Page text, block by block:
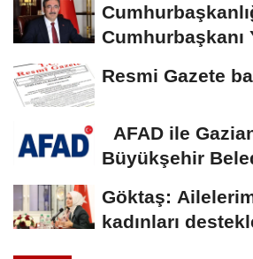
Cumhurbaşkanı
Resmi Gazete
AFAD ile
Büyükşehir
Göktaş:
kadınları